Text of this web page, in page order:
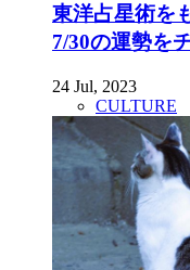
東洋占星術を
7/30の運勢を
24 Jul, 2023
CULTURE